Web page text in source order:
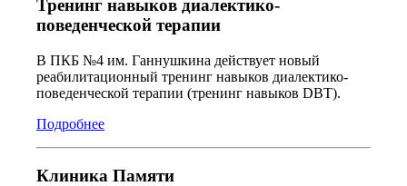
Тренинг навыков диалектико-
поведенческой терапии
В ПКБ №4 им. Ганнушкина действует новый
реабилитационный тренинг навыков диалектико-
поведенческой терапии (тренинг навыков DBT).
Подробнее
Клиника Памяти